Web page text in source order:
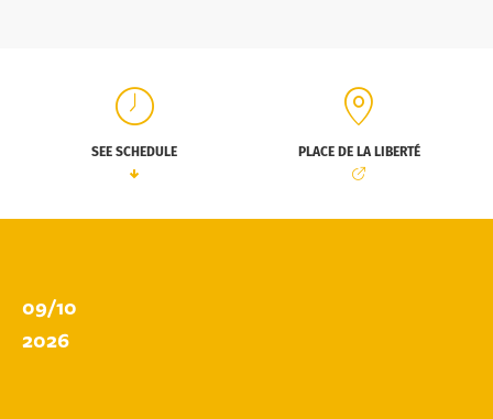
SEE SCHEDULE PLACE DE LA LIBERTÉ
09/10
2026